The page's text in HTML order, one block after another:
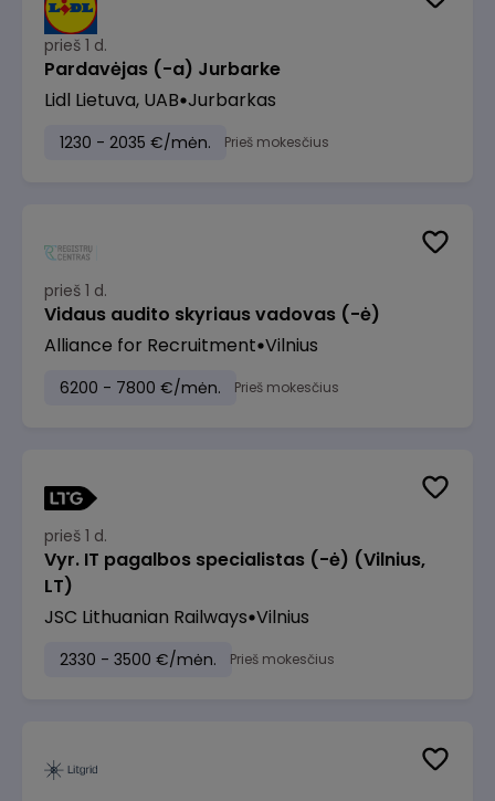
prieš 1 d.
Pardavėjas (-a) Jurbarke
Lidl Lietuva, UAB Jurbarkas
1230 - 2035 €/mėn. Prieš mokesčius
prieš 1 d.
Vidaus audito skyriaus vadovas (-ė)
Alliance for Recruitment Vilnius
6200 - 7800 €/mėn. Prieš mokesčius
prieš 1 d.
Vyr. IT pagalbos specialistas (-ė) (Vilnius,
LT)
JSC Lithuanian Railways Vilnius
2330 - 3500 €/mėn. Prieš mokesčius